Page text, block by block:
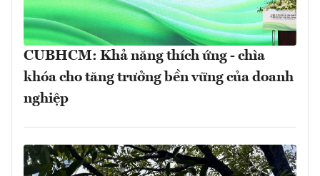
CUBHCM: Khả năng thích ứng - chìa
khóa cho tăng trưởng bền vững của doanh
nghiệp